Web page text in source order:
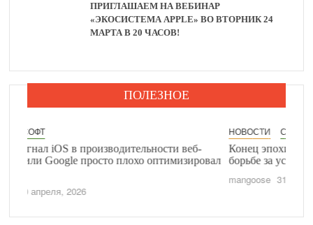
ПРИГЛАШАЕМ НА ВЕБИНАР
«ЭКОСИСТЕМА APPLE» ВО ВТОРНИК 24
МАРТА В 20 ЧАСОВ!
ПОЛЕЗНОЕ
веб-
оптимизировал
Конец эпохи: энтузиасты признали
борьбе за установку новой macOS на